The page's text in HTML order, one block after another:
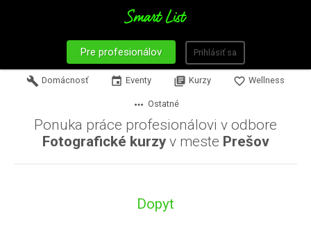
Pre profesionálov Prihlásiť sa
build Domácnosť event Eventy library_books Kurzy favorite_border Wellness
more_horiz Ostatné
Ponuka práce profesionálovi v odbore
Fotografické kurzyv meste Prešov
Dopyt